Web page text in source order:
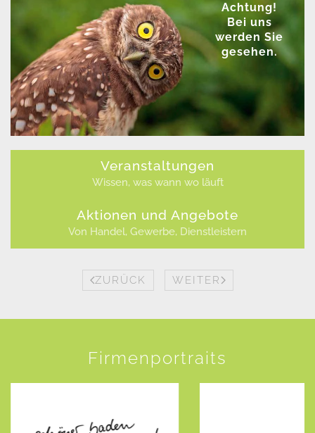
Achtung!
Bei uns
werden Sie
gesehen.
Veranstaltungen
Wissen, was wann wo läuft
Aktionen und Angebote
Von Handel, Gewerbe, Dienstleistern
ZURÜCK WEITER
Firmenportraits